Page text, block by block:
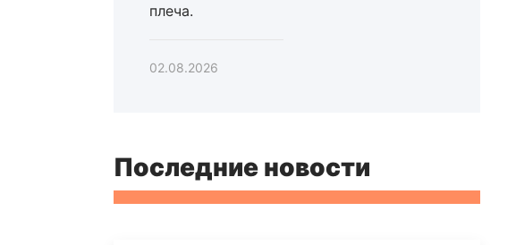
плеча.
02.08.2026
Последние новости